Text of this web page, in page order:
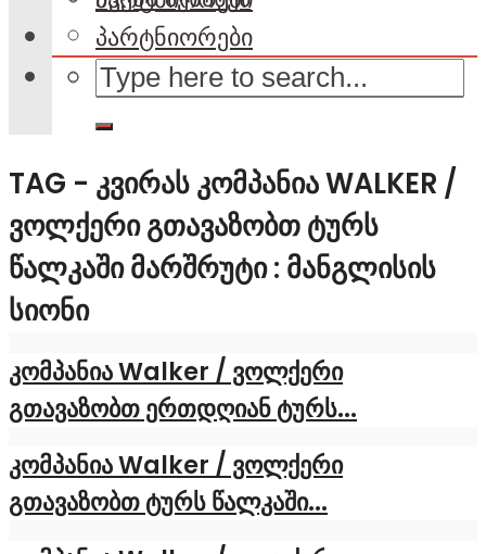
პარტნიორები
TAG - ᲙᲕᲘᲠᲐᲡ ᲙᲝᲛᲞᲐᲜᲘᲐ WALKER /
ᲕᲝᲚᲥᲔᲠᲘ ᲒᲗᲐᲕᲐᲖᲝᲑᲗ ᲢᲣᲠᲡ
ᲬᲐᲚᲙᲐᲨᲘ ᲛᲐᲠᲨᲠᲣᲢᲘ : ᲛᲐᲜᲒᲚᲘᲡᲘᲡ
ᲡᲘᲝᲜᲘ
კომპანია Walker / ვოლქერი
გთავაზობთ ერთდღიან ტურს...
კომპანია Walker / ვოლქერი
გთავაზობთ ტურს წალკაში...